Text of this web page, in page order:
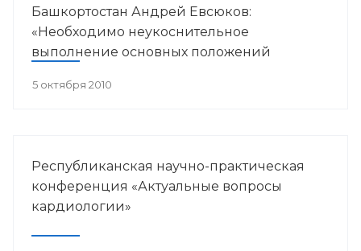
Башкортостан Андрей Евсюков:
«Необходимо неукоснительное
выполнение основных положений
5 октября 2010
Республиканская научно-практическая
конференция «Актуальные вопросы
кардиологии»